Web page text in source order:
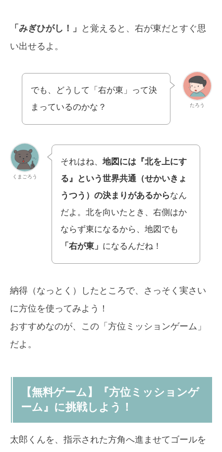
「みぎひがし！」
と覚えると、右が東だとすぐ思
い出せるよ。
たろう
でも、どうして「右が東」って決
まっているのかな？
くまごろう
それはね、地図には『北を上にす
る』という世界共通（せかいきょ
うつう）の決まりがあるからなん
だよ。北を向いたとき、右側はか
ならず東になるから、地図でも
「右が東」 になるんだね！
納得（なっとく）したところで、さっそく実さい
に方位を使ってみよう！
おすすめなのが、この「方位ミッションゲーム」
だよ。
【無料ゲーム】『方位ミッションゲ
ーム』に挑戦しよう！
太郎くんを、指示された方角へ進ませてゴールを